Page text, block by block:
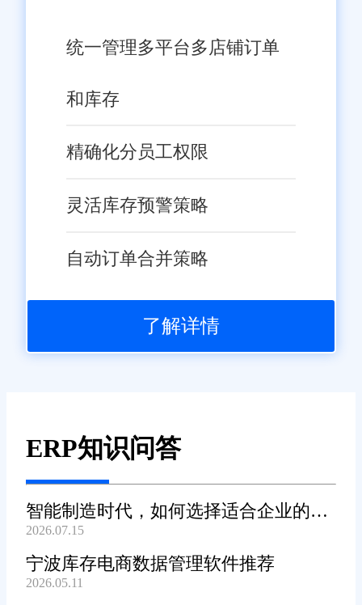
统一管理多平台多店铺订单
和库存
精确化分员工权限
灵活库存预警策略
自动订单合并策略
了解详情
ERP知识问答
智能制造时代，如何选择适合企业的
WMS系统?
2026.07.15
宁波库存电商数据管理软件推荐
2026.05.11